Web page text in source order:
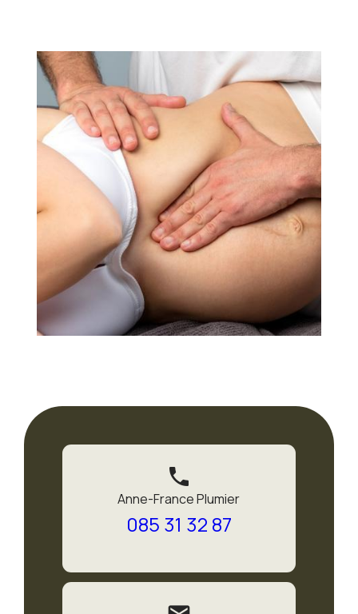
phone
Anne-France Plumier
085 31 32 87